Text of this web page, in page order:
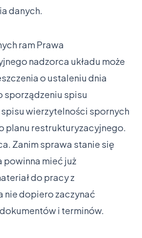
danych.
ram Prawa
nadzorca układu może
o ustaleniu dnia
sporządzeniu spisu
wierzytelności spornych
planu restrukturyzacyjnego.
Zanim sprawa stanie się
powinna mieć już
do pracy z
nie dopiero zaczynać
i terminów.